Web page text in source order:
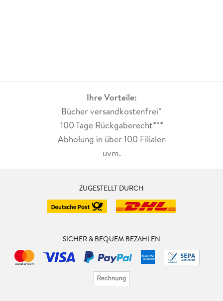
Ihre Vorteile:
Bücher versandkostenfrei*
100 Tage Rückgaberecht***
Abholung in über 100 Filialen
uvm.
ZUGESTELLT DURCH
SICHER & BEQUEM BEZAHLEN